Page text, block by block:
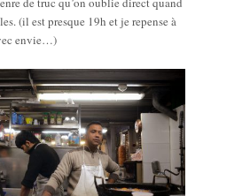
(il est presque 19h et je repense à
envie…)